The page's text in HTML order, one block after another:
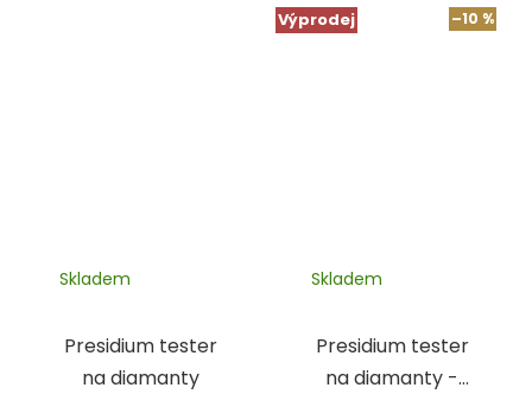
Presidium tester
na diamanty
Skladem
Výprodej –10 %
Presidium tester
na diamanty -
Skladem